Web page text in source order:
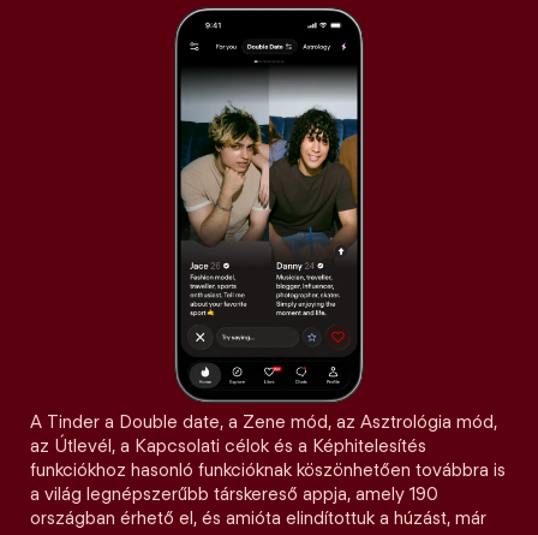
A Tinder a Double date, a Zene mód, az Asztrológia mód,
az Útlevél, a Kapcsolati célok és a Képhitelesítés
funkciókhoz hasonló funkcióknak köszönhetően továbbra is
a világ legnépszerűbb társkereső appja, amely 190
országban érhető el, és amióta elindítottuk a húzást, már